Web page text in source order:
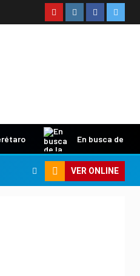
En busca de la
VER ONLINE